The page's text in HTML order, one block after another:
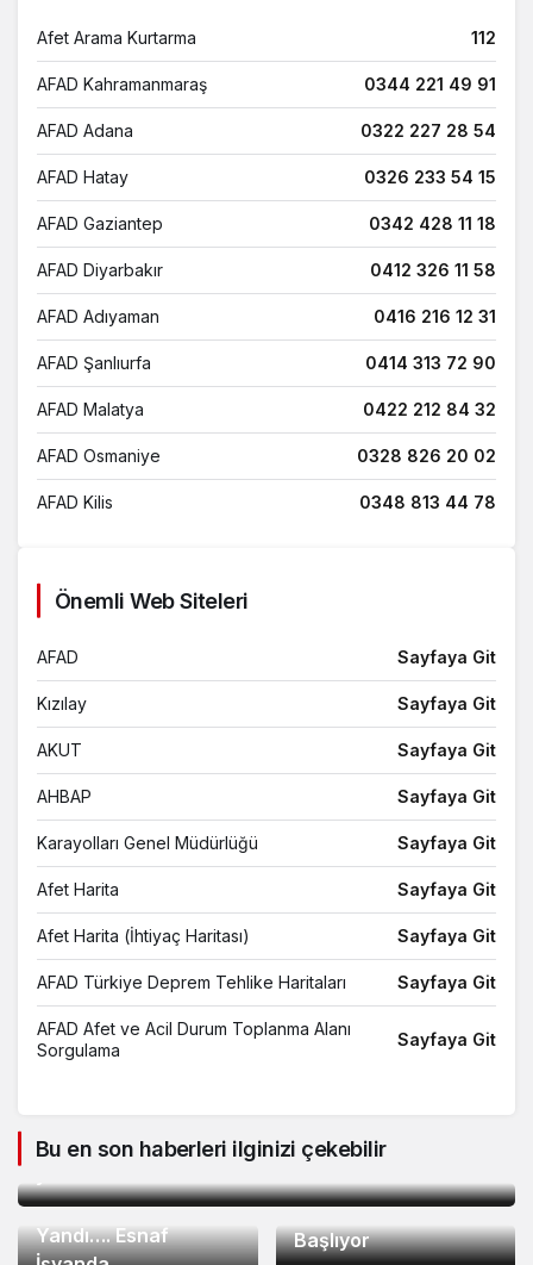
Afet Arama Kurtarma 112
AFAD Kahramanmaraş 0344 221 49 91
AFAD Adana 0322 227 28 54
AFAD Hatay 0326 233 54 15
AFAD Gaziantep 0342 428 11 18
AFAD Diyarbakır 0412 326 11 58
AFAD Adıyaman 0416 216 12 31
AFAD Şanlıurfa 0414 313 72 90
AFAD Malatya 0422 212 84 32
AFAD Osmaniye 0328 826 20 02
AFAD Kilis 0348 813 44 78
Kızılay Çağrı Merkezi
İtfaiye 112
Ambulans 112
Jandarma 112
Sahil Güvenlik 112
Orman Yangın İhbar 112
Su Arıza İhbar 185
Elektrik Arıza İhbar 186
Doğalgaz Arıza İhbar 187
Önemli Web Siteleri
AFAD Sayfaya Git
Kızılay Sayfaya Git
AKUT Sayfaya Git
AHBAP Sayfaya Git
Karayolları Genel Müdürlüğü Sayfaya Git
Afet Harita Sayfaya Git
Afet Harita (İhtiyaç Haritası) Sayfaya Git
AFAD Türkiye Deprem Tehlike Haritaları Sayfaya Git
AFAD Afet ve Acil Durum Toplanma Alanı
Sorgulama
Sayfaya Git
Bu en son haberleri ilginizi çekebilir
Taşındı: Kahraman Akar “Üreticiye ‘Ekmeyin, su
YEREL HABERLER
23
Aynı Trafo 4. Kez
Yandı…. Esnaf
saat önce
Güllük’te Planlı Su
Kesintileri Yeniden
Başlıyor
saat önce
YEREL HABERLER
23